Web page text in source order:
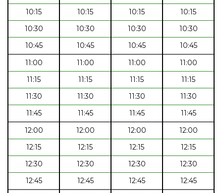
10:15
10:15 10:15
10:15
10:30
10:30 10:30
10:30
10:45
10:45 10:45
10:45
11:00
11:00 11:00
11:00
11:15
11:15 11:15
11:15
11:30
11:30 11:30
11:30
11:45
11:45 11:45
11:45
12:00
12:00 12:00
12:00
12:15
12:15 12:15
12:15
12:30
12:30 12:30
12:30
12:45
12:45 12:45
12:45